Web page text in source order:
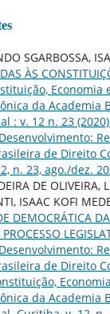
SGARBOSSA,
ÀS
Economia
da Academia
: v. 12 n. 23
de Direito
n. 23, ago./dez.
DE OLIVEIRA,
ISAAC KOFI
DEMOCRÁTICA
de Direito
da Academia